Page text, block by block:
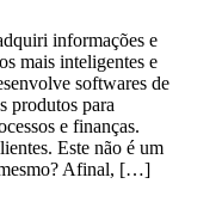
informações e
mais inteligentes e
softwares de
produtos para
e finanças.
Este não é um
Afinal, […]